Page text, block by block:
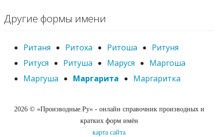
Другие формы имени
Ританя Ритоха Ритоша
Ритуня
Ритуся
Ритуша Маруся
Маргоша
Маргуша
Маргарита Маргаритка
2026 © «Производные.Ру» - онлайн справочник производных и
кратких форм имён
карта сайта